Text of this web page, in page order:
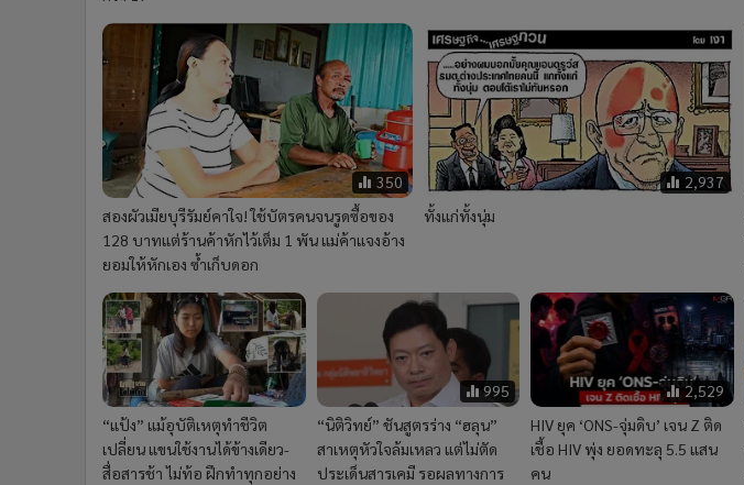
350
สองผัวเมียบุรีรัมย์คาใจ! ใช้บัตรคนจนรูดซื้อของ
128 บาทแต่ร้านค้าหักไว้เต็ม 1 พัน แม่ค้าแจงอ้าง
ยอมให้หักเอง ซ้ำเก็บดอก
2,937
ทั้งแก่ทั้งนุ่ม
“แป้ง” แม้อุบัติเหตุทำชีวิต
เปลี่ยน แขนใช้งานได้ข้างเดียว-
สื่อสารช้า ไม่ท้อ ฝึกทำทุกอย่าง
995
“นิติวิทย์” ชันสูตรร่าง “ฮลุน”
สาเหตุหัวใจล้มเหลว แต่ไม่ตัด
ประเด็นสารเคมี รอผลทางการ
2,529
HIV ยุค ‘ONS-จุ่มดิบ’ เจน Z ติด
เชื้อ HIV พุ่ง ยอดทะลุ 5.5 แสน
คน